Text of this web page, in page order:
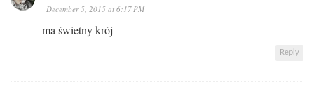
December 5, 2015 at 6:17 PM
ma świetny krój
Reply